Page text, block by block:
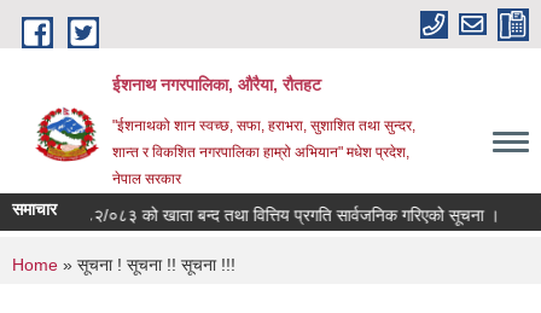
Skip to main content
ईशनाथ नगरपालिका, औरैया, रौतहट
"ईशनाथको शान स्वच्छ, सफा, हराभरा, सुशाशित तथा सुन्दर,
शान्त र विकशित नगरपालिका हाम्रो अभियान" मधेश प्रदेश,
नेपाल सरकार
समाचार
आ.व. ०८२/०८३ को खाता बन्द तथा वित्तिय प्रगति सार्वजनिक गरिएको सूचना ।
You are here
Home » सूचना ! सूचना !! सूचना !!!